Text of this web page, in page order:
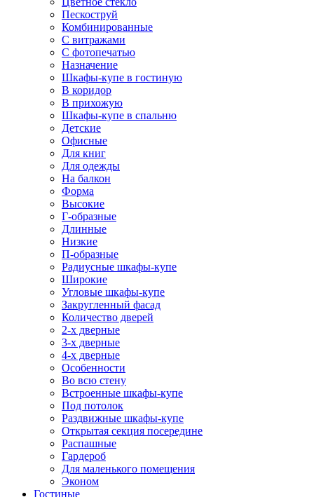
Пескоструй
Комбинированные
С витражами
С фотопечатью
Назначение
Шкафы-купе в гостиную
В коридор
В прихожую
Шкафы-купе в спальню
Детские
Офисные
Для книг
Для одежды
На балкон
Форма
Высокие
Г-образные
Длинные
Низкие
П-образные
Радиусные шкафы-купе
Широкие
Угловые шкафы-купе
Закругленный фасад
Количество дверей
2-х дверные
3-х дверные
4-х дверные
Особенности
Во всю стену
Встроенные шкафы-купе
Под потолок
Раздвижные шкафы-купе
Открытая секция посередине
Распашные
Гардероб
Для маленького помещения
Эконом
Гостиные